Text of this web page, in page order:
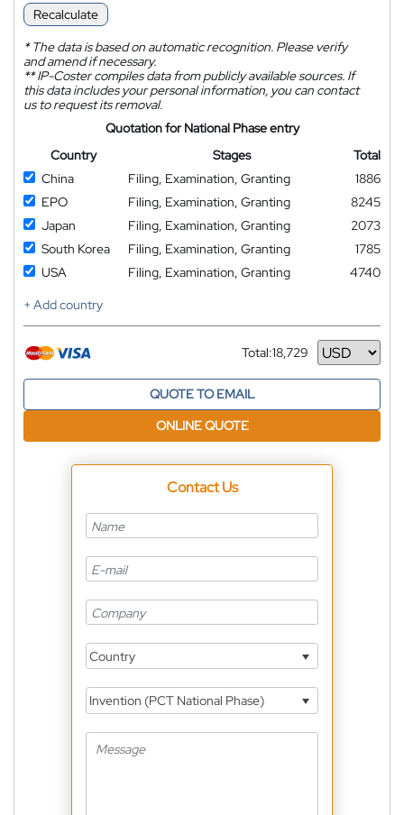
Recalculate
*The data is based on automatic recognition. Please verify
and amend if necessary.
**IP-Coster compiles data from publicly available sources. If
this data includes your personal information, you can contact
us to request its removal.
Quotation for National Phase entry
Country
Stages
Total
China
Filing, Examination, Granting
1886
EPO
Filing, Examination, Granting
8245
Japan
Filing, Examination, Granting
2073
South Korea
Filing, Examination, Granting
1785
USA
Filing, Examination, Granting
4740
+ Add country
Total:18,729
Currency
QUOTE TO EMAIL
ONLINE QUOTE
Contact Us
Country
Invention (PCT National Phase)